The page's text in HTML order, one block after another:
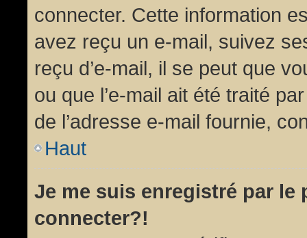
connecter. Cette information
avez reçu un e-mail, suivez
reçu d’e-mail, il se peut que
ou que l’e-mail ait été traité
de l’adresse e-mail fournie,
Haut
Je me suis enregistré par le
connecter?!